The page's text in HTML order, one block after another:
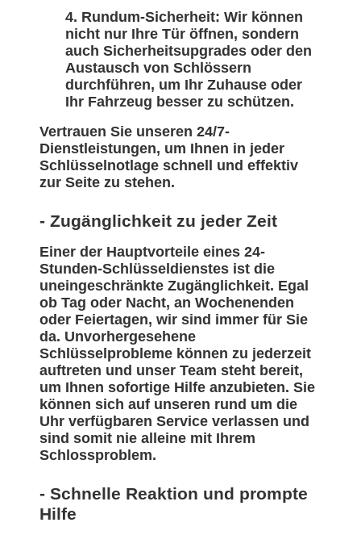
Rundum-Sicherheit: Wir können
nicht nur Ihre Tür öffnen, sondern
auch Sicherheitsupgrades oder den
Austausch von Schlössern
durchführen, um Ihr Zuhause oder
Ihr Fahrzeug besser zu schützen.
Vertrauen Sie unseren 24/7-
Dienstleistungen, um Ihnen in jeder
Schlüsselnotlage schnell und effektiv
zur Seite zu stehen.
- Zugänglichkeit zu jeder Zeit
Einer der Hauptvorteile eines 24-
Stunden-Schlüsseldienstes ist die
uneingeschränkte Zugänglichkeit. Egal
ob Tag oder Nacht, an Wochenenden
oder Feiertagen, wir sind immer für Sie
da. Unvorhergesehene
Schlüsselprobleme können zu jederzeit
auftreten und unser Team steht bereit,
um Ihnen sofortige Hilfe anzubieten. Sie
können sich auf unseren rund um die
Uhr verfügbaren Service verlassen und
sind somit nie alleine mit Ihrem
Schlossproblem.
- Schnelle Reaktion und prompte
Hilfe